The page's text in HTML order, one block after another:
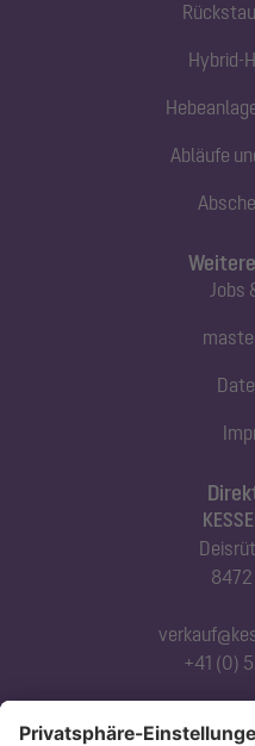
Hybrid-
Abläufe
8472
+41 (0)
Abonnieren Sie
Jobs